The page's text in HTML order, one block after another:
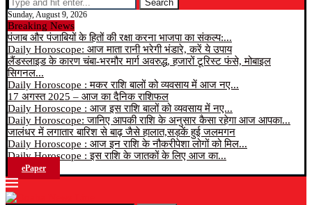
Search
Sunday, August 9, 2026
Breaking News
पंजाब और पंजाबियों के हितों की रक्षा करना भाजपा का संकल्प:...
Daily Horoscope: आज माता रानी भरेगी भंडारे, करें ये उपाय
लैंडस्लाइड के कारण चंबा-भरमौर मार्ग अवरुद्ध, हजारों टूरिस्ट फंसे, मोबाइल
सिगनल...
Daily Horoscope : मकर राशि बालों को व्यवसाय में आज नए...
17 अगस्त 2025 – आज का दैनिक राशिफल
Daily Horoscope : आज इस राशि बालों को व्यवसाय में नए...
Daily Horoscope: जानिए आपकी राशि के अनुसार कैसा रहेगा आज आपका...
जालंधर में लगातार बारिश से बाढ़ जैसे हालात,सड़कें हुई जलमगन
Daily Horoscope : आज इन राशि के नौकरीपेशा लोगों को मिल...
Daily Horoscope : इस राशि के जातकों के लिए आज का...
ePaper